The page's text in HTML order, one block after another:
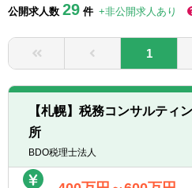
転職
ご利
公開求人数 29 件 +非公開求人あり
1
【札幌】税務コンサルティ
所
BDO税理士法人